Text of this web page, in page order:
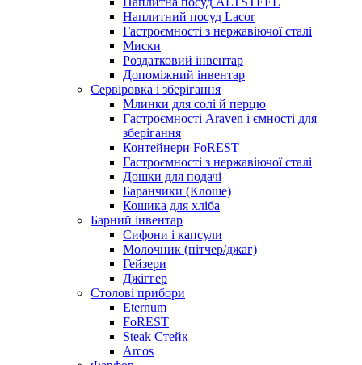
Наплитний посуд Lacor
Гастроємності з нержавіючої сталі
Миски
Роздатковий інвентар
Допоміжний інвентар
Сервіровка і зберігання
Млинки для солі й перцю
Гастроємності Araven і ємності для
зберігання
Контейнери FoREST
Гастроємності з нержавіючої сталі
Дошки для подачі
Баранчики (Клоше)
Кошика для хліба
Барний інвентар
Сифони і капсули
Молочник (пітчер/джаг)
Гейзери
Джіггер
Столові прибори
Eternum
FoREST
Steak Стейк
Arcos